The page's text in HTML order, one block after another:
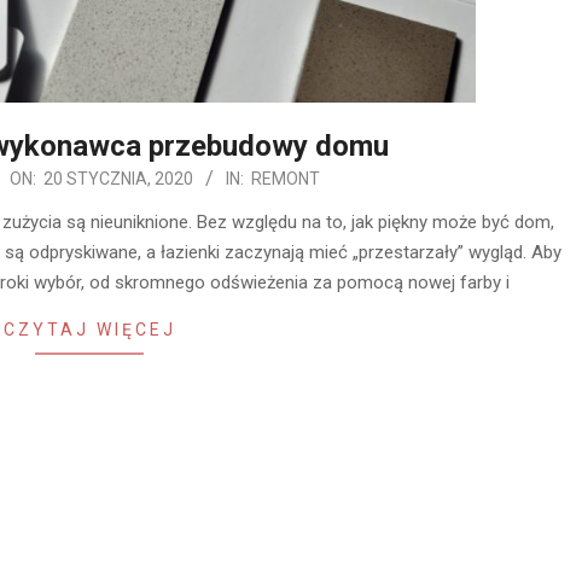
przebudowy domu
ON: 20 STYCZNIA, 2020 IN: REMONT
są nieuniknione. Bez względu na to, jak piękny może być dom,
odpryskiwane, a łazienki zaczynają mieć „przestarzały” wygląd. Aby
wybór, od skromnego odświeżenia za pomocą nowej farby i
CZYTAJ WIĘCEJ